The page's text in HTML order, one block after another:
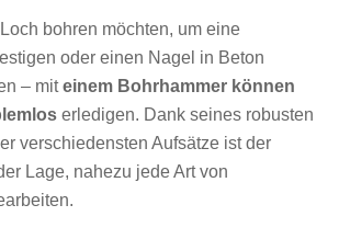
bohren möchten, um eine
oder einen Nagel in Beton
– miteinem Bohrhammer können
erledigen. Dank seines robusten
verschiedensten Aufsätze ist der
Lage, nahezu jede Art von